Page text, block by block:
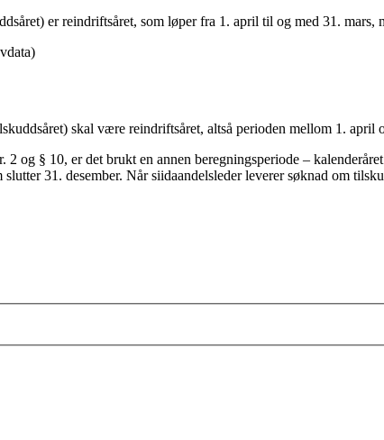
er reindriftsåret, som løper fra 1. april til og med 31. mars,
skal være reindriftsåret, altså perioden mellom 1. april
og § 10, er det brukt en annen beregningsperiode –
31. desember. Når siidaandelsleder leverer søknad om